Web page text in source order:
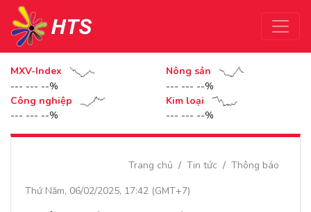
MXV-Index
--- --- --%
Nông sản
--- --- --%
Công nghiệp
--- --- --%
Kim loại
--- --- --%
Trang chủ Tin tức
Thông báo
Thứ Năm, 06/02/2025, 17:42 (GMT+7)